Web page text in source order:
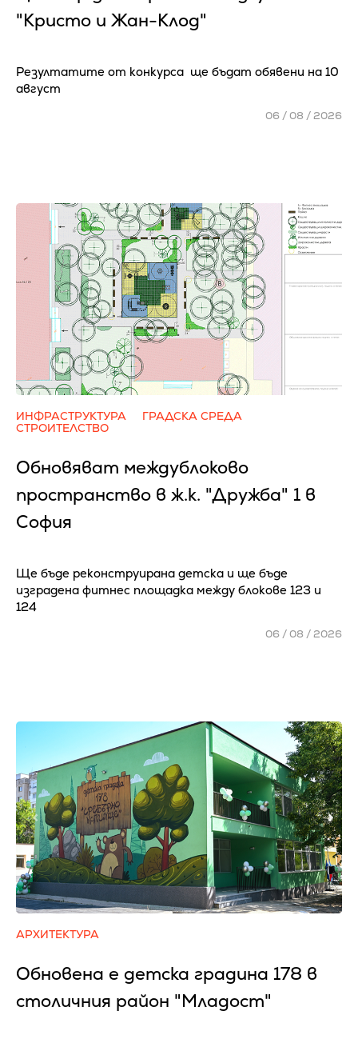
"Кристо и Жан-Клод"
Резултатите от конкурса ще бъдат обявени на 10
август
06 / 08 / 2026
ИНФРАСТРУКТУРА
ГРАДСКА СРЕДА
СТРОИТЕЛСТВО
Обновяват междублоково
пространство в ж.к. "Дружба" 1 в
София
Ще бъде реконструирана детска и ще бъде
изградена фитнес площадка между блокове 123 и
124
06 / 08 / 2026
АРХИТЕКТУРА
Обновена е детска градина 178 в
столичния район "Младост"